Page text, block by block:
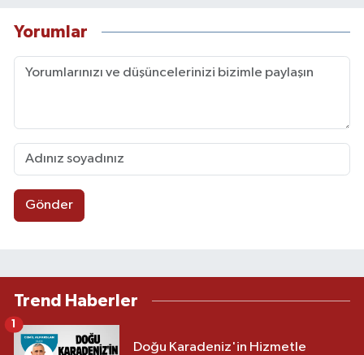
Yorumlar
Gönder
Trend Haberler
Doğu Karadeniz'in Hizmetle
1